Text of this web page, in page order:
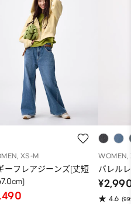
XS-M
ーフレアジーンズ(丈短
WOMEN,
バレル
4.6